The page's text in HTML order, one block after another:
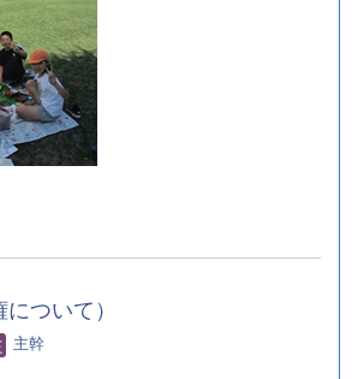
ついて）
主幹